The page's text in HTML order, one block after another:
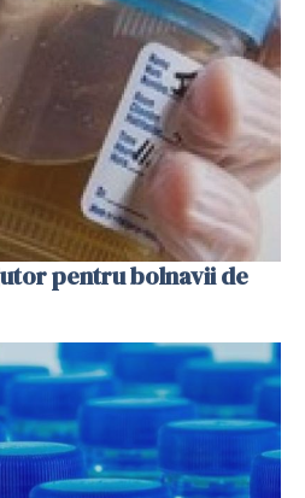
pentru bolnavii de